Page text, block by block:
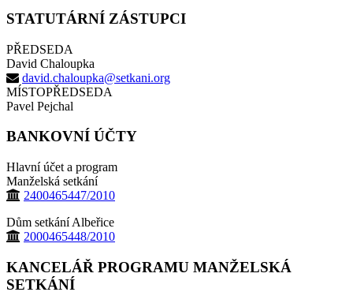
STATUTÁRNÍ ZÁSTUPCI
PŘEDSEDA
David Chaloupka
david.chaloupka@setkani.org
MÍSTOPŘEDSEDA
Pavel Pejchal
BANKOVNÍ ÚČTY
Hlavní účet a program
Manželská setkání
2400465447/2010
Dům setkání Albeřice
2000465448/2010
KANCELÁŘ PROGRAMU MANŽELSKÁ
SETKÁNÍ